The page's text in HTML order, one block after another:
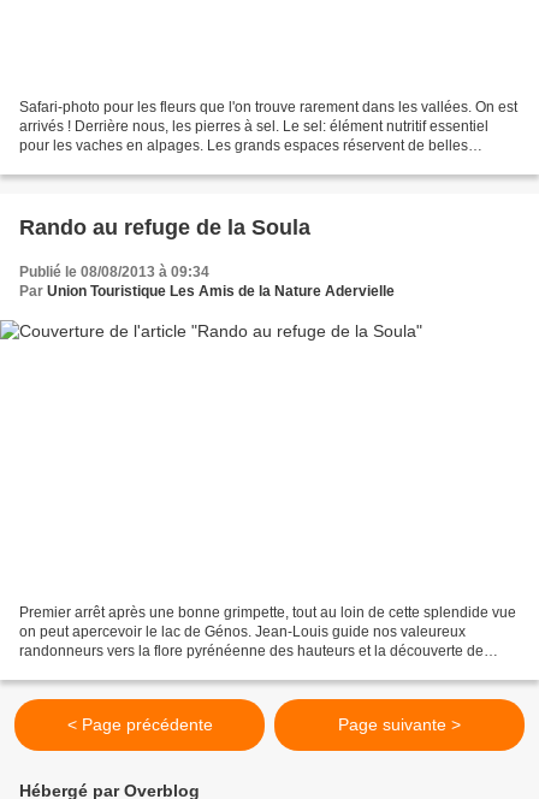
Safari-photo pour les fleurs que l'on trouve rarement dans les vallées. On est
arrivés ! Derrière nous, les pierres à sel. Le sel: élément nutritif essentiel
pour les vaches en alpages. Les grands espaces réservent de belles
Rando au refuge de la Soula
Publié le 08/08/2013 à 09:34
Par Union Touristique Les Amis de la Nature Adervielle
Premier arrêt après une bonne grimpette, tout au loin de cette splendide vue
on peut apercevoir le lac de Génos. Jean-Louis guide nos valeureux
randonneurs vers la flore pyrénéenne des hauteurs et la découverte de
< Page précédente Page suivante >
Hébergé par Overblog